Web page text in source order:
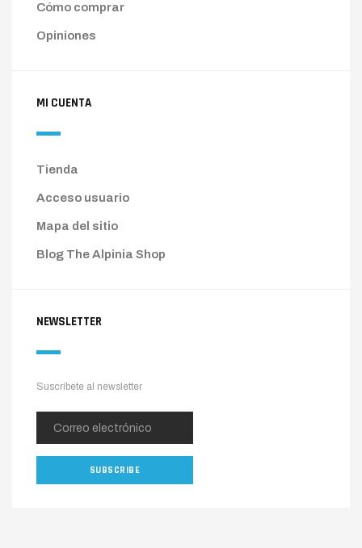
Cómo comprar
Opiniones
MI CUENTA
Tienda
Acceso usuario
Mapa del sitio
Blog The Alpinia Shop
NEWSLETTER
Suscríbete al newsletter